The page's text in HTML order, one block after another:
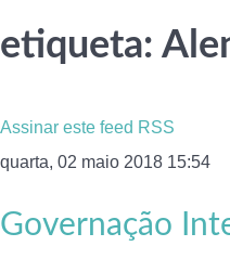
etiqueta:
Assinar este feed RSS
quarta, 02 maio 2018 15:54
Governação